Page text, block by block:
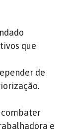
que
de
combater
e